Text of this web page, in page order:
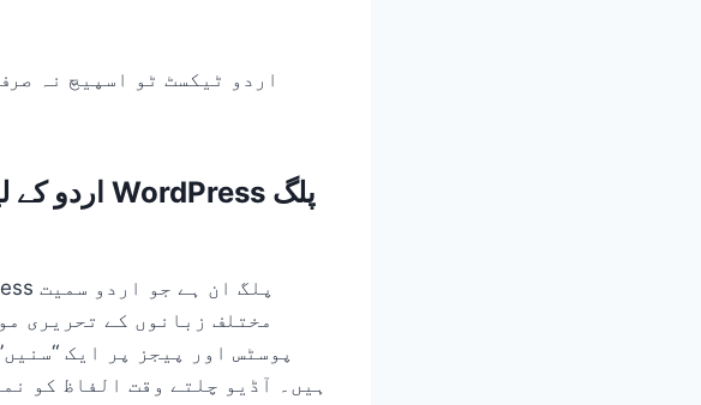
اردو ٹیکسٹ ٹو اسپیچ نہ
مختلف زبانوں کے تحریری
پوسٹس اور پیجز پر ایک
ہیں۔ آڈیو چلتے وقت الفاظ کو